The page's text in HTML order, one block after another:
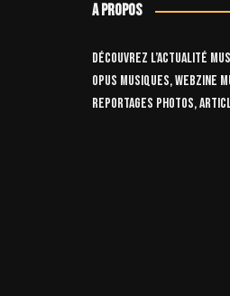
A propos
Découvrez l’actualité
OPUS Musiques,
reportages photos,